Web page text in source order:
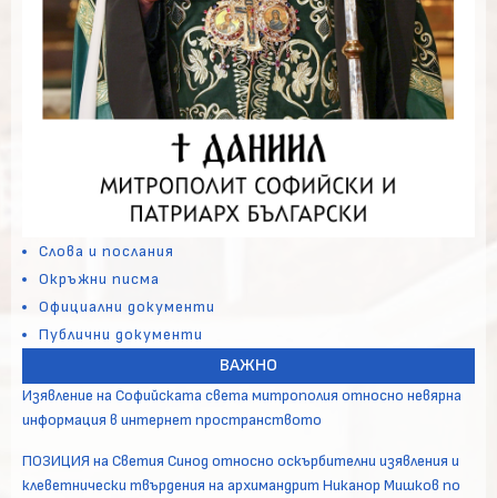
Слова и послания
Окръжни писма
Официални документи
Публични документи
ВАЖНО
Изявление на Софийската света митрополия относно невярна
информация в интернет пространството
ПОЗИЦИЯ на Светия Синод относно оскърбителни изявления и
клеветнически твърдения на архимандрит Никанор Мишков по